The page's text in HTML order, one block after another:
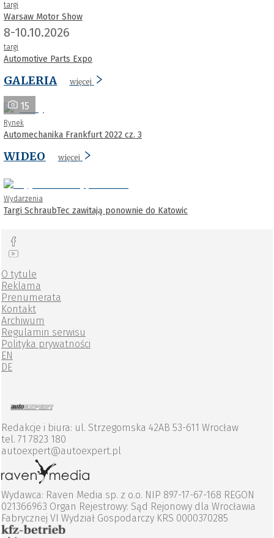
targi
Warsaw Motor Show
8-10.10.2026
targi
Automotive Parts Expo
GALERIA więcej
15
Rynek
Automechanika Frankfurt 2022 cz. 3
WIDEO więcej
Wydarzenia
Targi SchraubTec zawitają ponownie do Katowic
O tytule
Reklama
Prenumerata
Kontakt
Archiwum
Regulamin serwisu
Polityka prywatności
EN
DE
Redakcje i biura: ul. Strzegomska 42AB 53-611 Wrocław
tel. 71 7823 180
autoexpert@autoexpert.pl
Wydawca: Raven Media sp. z o.o. NIP 897-17-67-168 REGON
021366963 Organ Rejestrowy: Sąd Rejonowy dla Wrocławia
Fabrycznej VI Wydział Gospodarczy KRS 0000370285